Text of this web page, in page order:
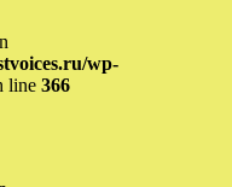
wp-
line 366